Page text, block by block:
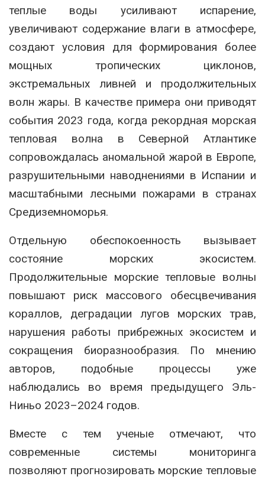
теплые воды усиливают испарение,
увеличивают содержание влаги в атмосфере,
создают условия для формирования более
мощных тропических циклонов,
экстремальных ливней и продолжительных
волн жары. В качестве примера они приводят
события 2023 года, когда рекордная морская
тепловая волна в Северной Атлантике
сопровождалась аномальной жарой в Европе,
разрушительными наводнениями в Испании и
масштабными лесными пожарами в странах
Средиземноморья.
Отдельную обеспокоенность вызывает
состояние морских экосистем.
Продолжительные морские тепловые волны
повышают риск массового обесцвечивания
кораллов, деградации лугов морских трав,
нарушения работы прибрежных экосистем и
сокращения биоразнообразия. По мнению
авторов, подобные процессы уже
наблюдались во время предыдущего Эль-
Ниньо 2023–2024 годов.
Вместе с тем ученые отмечают, что
современные системы мониторинга
позволяют прогнозировать морские тепловые